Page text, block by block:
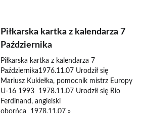
Piłkarska kartka z kalendarza 7
Października
Piłkarska kartka z kalendarza 7
Października1976.11.07 Urodził się
Mariusz Kukiełka, pomocnik mistrz Europy
U-16 1993 1978.11.07 Urodził się Rio
Ferdinand, angielski
oborńca 1978.11.07 »